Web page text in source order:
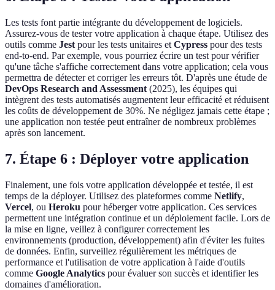
Les tests font partie intégrante du développement de logiciels.
Assurez-vous de tester votre application à chaque étape. Utilisez des
outils comme Jest pour les tests unitaires et Cypress pour des tests
end-to-end. Par exemple, vous pourriez écrire un test pour vérifier
qu'une tâche s'affiche correctement dans votre application; cela vous
permettra de détecter et corriger les erreurs tôt. D'après une étude de
DevOps Research and Assessment (2025), les équipes qui
intègrent des tests automatisés augmentent leur efficacité et réduisent
les coûts de développement de 30%. Ne négligez jamais cette étape ;
une application non testée peut entraîner de nombreux problèmes
après son lancement.
7. Étape 6 : Déployer votre application
Finalement, une fois votre application développée et testée, il est
temps de la déployer. Utilisez des plateformes comme Netlify,
Vercel, ou Heroku pour héberger votre application. Ces services
permettent une intégration continue et un déploiement facile. Lors de
la mise en ligne, veillez à configurer correctement les
environnements (production, développement) afin d'éviter les fuites
de données. Enfin, surveillez régulièrement les métriques de
performance et l'utilisation de votre application à l'aide d'outils
comme Google Analytics pour évaluer son succès et identifier les
domaines d'amélioration.